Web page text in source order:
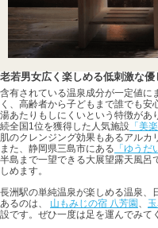
老若男女広く楽しめる低刺激な優
含有されている温泉成分が一定値に
く、高齢者から子どもまで誰でも
湯あたりもしにくいという特徴があ
続全国1位を獲得した人気施設 「美
肌のクレンジング効果もあるアルカ
また、静岡県三島市にある 「ゆうだ
半島まで一望できる大展望露天風呂
しめます。
長洲駅の単純温泉が楽しめる温泉、
あるのは、 山もみじの宿 八芳園 、
設です。ぜひ一度は足を運んでみて